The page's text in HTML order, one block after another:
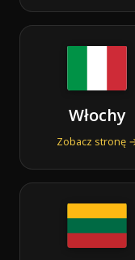
Włochy
Zobacz stronę